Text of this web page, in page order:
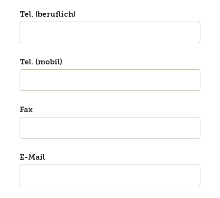
Tel. (beruflich)
Tel. (mobil)
Fax
E-Mail